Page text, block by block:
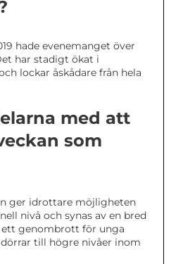
hade evenemanget över
har stadigt ökat i
lockar åskådare från hela
med att
som
ger idrottare möjligheten
nivå och synas av en bred
ett genombrott för unga
till högre nivåer inom